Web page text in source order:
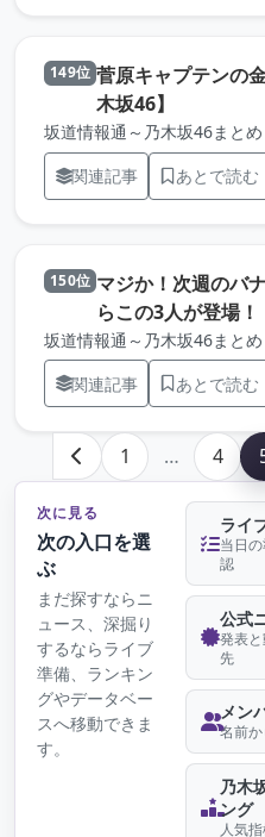
149位 菅原キャプテンの
木坂46】
坂道情報通～乃木坂46まとめ
関連記事
あとで読む
150位 マジか！次週のバ
らこの3人が登場！
坂道情報通～乃木坂46まとめ
関連記事
あとで読む
1 … 4
次に見る
次の入口を選
ぶ
まだ探すならニ
ュース、深掘り
するならライブ
準備、ランキン
グやデータベー
スへ移動できま
す。
ライ
当日
認
公式
発表
先
メン
名前
乃木
ング
人気